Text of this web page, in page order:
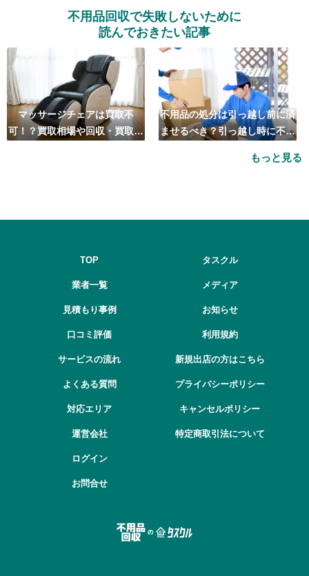
不用品回収で失敗しないために
読んでおきたい記事
マッサージチェアは買取不
可！？買取相場や回収・買取の
不用品の処分は引っ越し前に済
ませるべき？引っ越し時に不用
もっと見る
TOP
業者一覧
見積もり事例
口コミ評価
サービスの流れ
よくある質問
対応エリア
運営会社
ログイン
お問合せ
タスクル
メディア
お知らせ
利用規約
新規出店の方はこちら
プライバシーポリシー
キャンセルポリシー
特定商取引法について